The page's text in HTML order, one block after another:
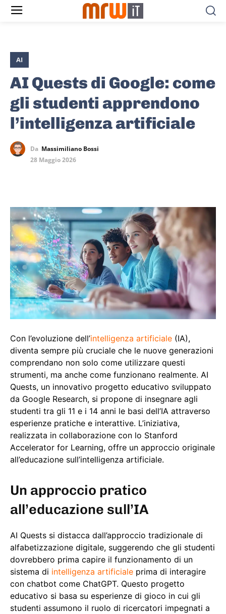
AI
AI Quests di Google: come
gli studenti apprendono
l’intelligenza artificiale
Da Massimiliano Bossi
28 Maggio 2026
Con l’evoluzione dell’intelligenza artificiale (IA),
diventa sempre più cruciale che le nuove generazioni
comprendano non solo come utilizzare questi
strumenti, ma anche come funzionano realmente. AI
Quests, un innovativo progetto educativo sviluppato
da Google Research, si propone di insegnare agli
studenti tra gli 11 e i 14 anni le basi dell’IA attraverso
esperienze pratiche e interattive. L’iniziativa,
realizzata in collaborazione con lo Stanford
Accelerator for Learning, offre un approccio originale
all’educazione sull’intelligenza artificiale.
Un approccio pratico
all’educazione sull’IA
AI Quests si distacca dall’approccio tradizionale di
alfabetizzazione digitale, suggerendo che gli studenti
dovrebbero prima capire il funzionamento di un
sistema di intelligenza artificiale prima di interagire
con chatbot come ChatGPT. Questo progetto
educativo si basa su esperienze di gioco in cui gli
studenti assumono il ruolo di ricercatori impegnati a